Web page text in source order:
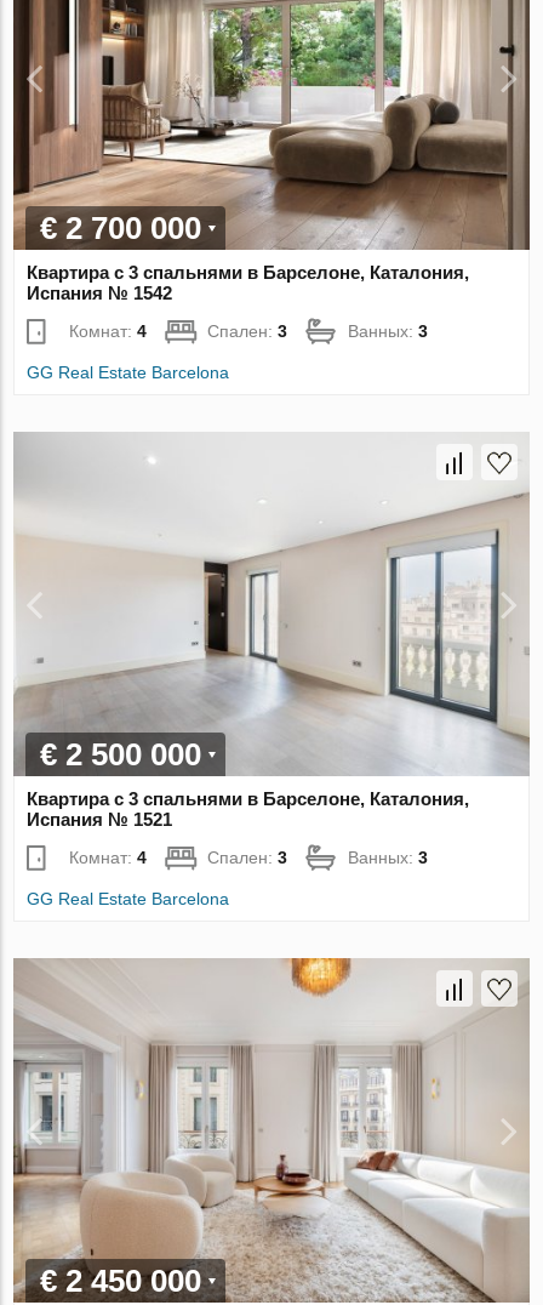
€ 2 700 000
Квартира с 3 спальнями в Барселоне, Каталония,
Испания № 1542
Комнат:4 Спален:3 Ванных:3
GG Real Estate Barcelona
€ 2 500 000
Квартира с 3 спальнями в Барселоне, Каталония,
Испания № 1521
Комнат:4 Спален:3 Ванных:3
GG Real Estate Barcelona
€ 2 450 000